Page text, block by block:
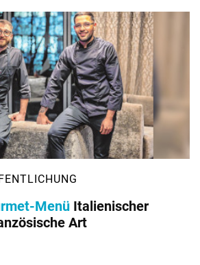
Menü Italienischer
Art